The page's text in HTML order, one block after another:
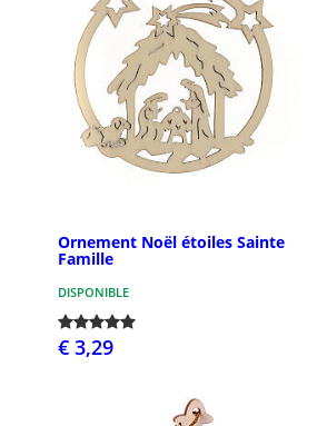
Ornement Noël étoiles Sainte
Famille
DISPONIBLE
€ 3,29